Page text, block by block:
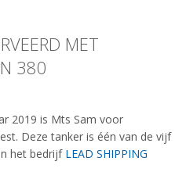
MET
380
2019 is Mts Sam voor
Deze tanker is één van de vijf
het bedrijf LEAD SHIPPING